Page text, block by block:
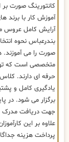
کانتورینگ صورت
آموزش کار با
آرایش کامل عروس
بندرعباس نحوه
صورت را می آموزند.
متخصصی است که
حرفه ای دارند.
یادگیری کامل و
برگزار می شود. در
جهت دریافت مدرک
علاوه بر این
پرداخت هزینه